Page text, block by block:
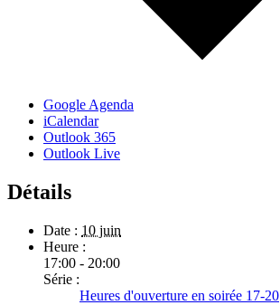
Google Agenda
iCalendar
Outlook 365
Outlook Live
Détails
Date : 10 juin
Heure :
17:00 - 20:00
Série :
Heures d'ouverture en soirée 17-20